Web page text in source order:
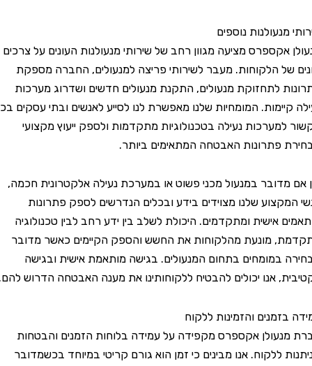
נוספים
מציעה מגוון רחב של שירותי מנעולנות העונים על צרכים
הלקוחות. מעבר לשירותי פריצה למנעולים, החברה מספקת
לתחזוקת מנעולים, התקנת מנעולים חדשים ושדרוג מערכות
המומחיות שלנו מאפשרת לנו לסייע לאנשים ובתי עסקים בכל
נעילה בטכנולוגיות מתקדמות ולספק ייעוץ מקצועי
פתרונות האבטחה המתאימים ביותר.
במנעול מכני פשוט או במערכת נעילה אלקטרונית חכמה,
שלנו מצוידים בידע ובכלים הנדרשים לספק פתרונות
אישית ומתקדמים. היכולת לשלב בין ידע רחב לבין טכנולוגיה
מונעת מהלקוחות את החשש והספק הקיימים כאשר מדובר
במומחים בתחום המנעולים. בגישה מותאמת אישית ובגישה
אנו יכולים להבטיח ללקוחותינו את מענה האבטחה הדרוש להם.
והזמינות ללקוח
אקספרס מקפידה על עמידה בלוחות הזמנים והבטחות
ללקוח. אנו מבינים כי זמן הוא גורם קריטי במיוחד בכשמדובר